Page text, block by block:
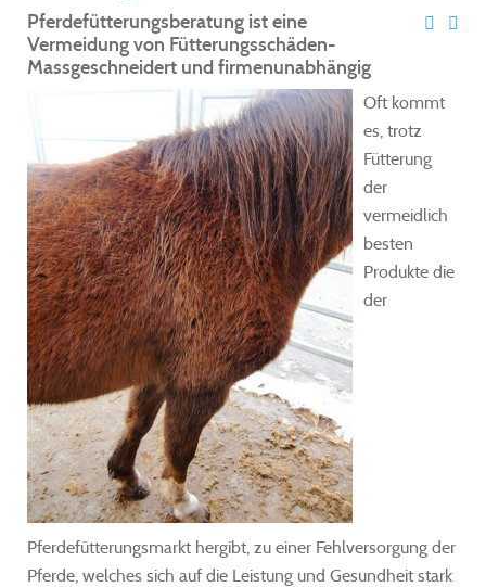
Pferdefütterungsberatung ist eine
Vermeidung von Fütterungsschäden-
Massgeschneidert und firmenunabhängig
Oft kommt
es, trotz
Fütterung
der
vermeidlich
besten
Produkte die
der
Pferdefütterungsmarkt hergibt, zu einer Fehlversorgung der
Pferde, welches sich auf die Leistung und Gesundheit stark